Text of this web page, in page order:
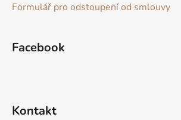
Formulář pro odstoupení od smlouvy
Facebook
Kontakt